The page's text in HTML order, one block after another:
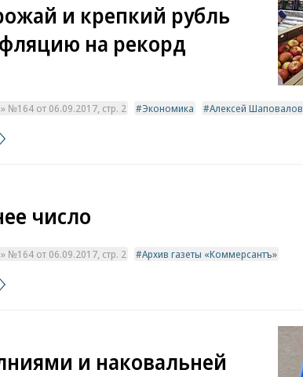
и крепкий рубль
на рекорд
№164 от 06.09.2017, стр. 2 Экономика Алексей Шаповалов
число
№164 от 06.09.2017, стр. 2 Архив газеты «Коммерсантъ»
и наковальней